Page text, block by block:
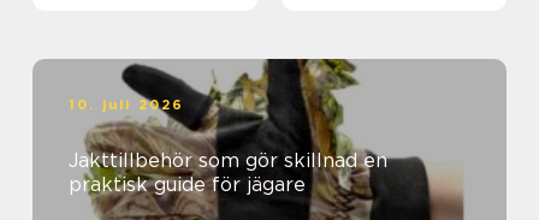
10. juli 2026
Jakttillbehör som gör skillnad en
praktisk guide för jägare